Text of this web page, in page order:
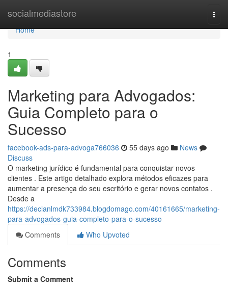
socialmediastore
Home
Home
1
Marketing para Advogados:
Guia Completo para o
Sucesso
facebook-ads-para-advoga766036 55 days ago
News
Discuss
O marketing jurídico é fundamental para conquistar novos
clientes . Este artigo detalhado explora métodos eficazes para
aumentar a presença do seu escritório e gerar novos contatos .
Desde a
https://declanlmdk733984.blogdomago.com/40161665/marketing-
para-advogados-guia-completo-para-o-sucesso
Comments
Who Upvoted
Comments
Submit a Comment